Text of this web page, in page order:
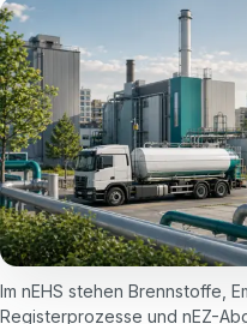
Im nEHS stehen Brennstoffe,
Registerprozesse und nEZ-